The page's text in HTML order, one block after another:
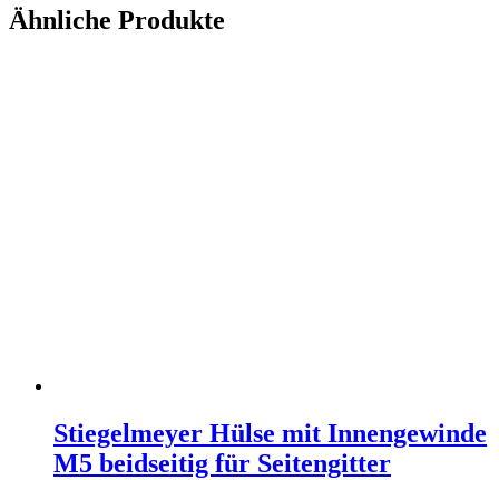
Ähnliche Produkte
Stiegelmeyer Hülse mit Innengewinde
M5 beidseitig für Seitengitter